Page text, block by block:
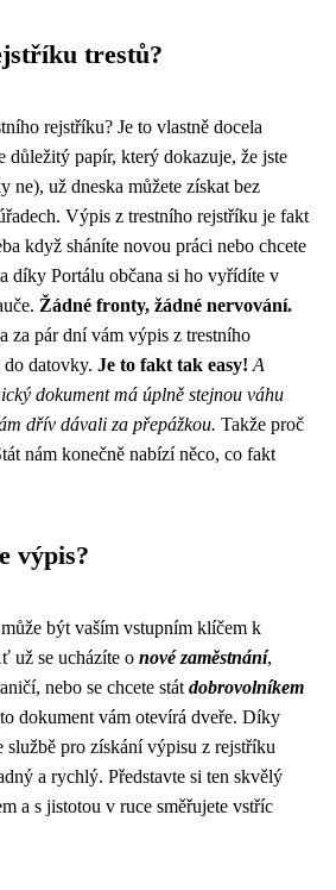
trestů?
rejstříku? Je to vlastně docela
důležitý papír, který dokazuje, že jste
ne), už dneska můžete získat bez
Výpis z trestního rejstříku je fakt
když sháníte novou práci nebo chcete
díky Portálu občana si ho vyřídíte v
Žádné fronty, žádné nervování.
za pár dní vám výpis z trestního
datovky. Je to fakt tak easy! A
dokument má úplně stejnou váhu
dřív dávali za přepážkou. Takže proč
nám konečně nabízí něco, co fakt
výpis?
být vaším vstupním klíčem k
už se ucházíte o nové zaměstnání,
nebo se chcete stát dobrovolníkem
dokument vám otevírá dveře. Díky
službě pro získání výpisu z rejstříku
a rychlý. Představte si ten skvělý
a s jistotou v ruce směřujete vstříc